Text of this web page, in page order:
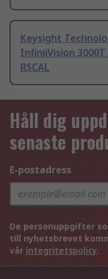
Keysight
InfiniiVision 3000T
RSCAL
Håll dig
senaste
E-postadress
De personuppgifter
till nyhetsbrevet
vår integritetspolicy.